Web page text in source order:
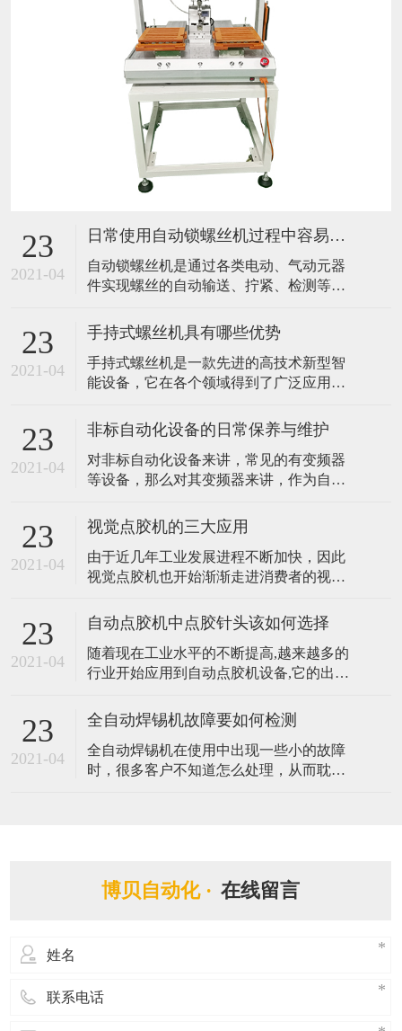
23
2021-04
日常使用自动锁螺丝机过程中容易忽视哪些问题？
​自动锁螺丝机是通过各类电动、气动元器
件实现螺丝的自动输送、拧紧、检测等工
减少人工数量及减少人工误操作带来的不
良因素。是一种典型的非标自动化设备。
由于其属于非标自动化设备，具有可定制
的特性，涉及螺丝紧固的产品都能获得相
平常使用自
23
2021-04
手持式螺丝机具有哪些优势
手持式螺丝机是一款先进的高技术新型智
能设备，它在各个领域得到了广泛应用。
行业和各大电子产品生产中都离不开它。
想必大家一定十分好奇，手持式螺丝机的
优势到底有哪些。 1、多功能长时效 手持
式螺丝机具备完善齐全的功能且长时效工
接，移
23
2021-04
非标自动化设备的日常保养与维护
对非标自动化设备来讲，常见的有变频器
等设备，那么对其变频器来讲，作为自动
保养与维护呢? 首先就保养过程来讲，有些
保养是需要每天进行的，比如对变频器的
环境温度与湿度进行检查，因为其对变频
器会产生比较重要的影响，当环境过高的
坏，或
23
2021-04
视觉点胶机的三大应用
由于近几年工业发展进程不断加快，因此
视觉点胶机也开始渐渐走进消费者的视线
域且备受青睐。主要是因为它拥有超大储
存的硬盘，以及附带视觉检测定位系统而
能够有效辅助程式编辑，实时追踪坐标轨
迹，大大提升编程的效率。那么拥有如此
工智能
23
2021-04
自动点胶机中点胶针头该如何选择
随着现在工业水平的不断提高,越来越多的
行业开始应用到自动点胶机设备,它的出现
品质与效率。点胶针头在自动点胶机中扮
演着很重要的角色,不同的胶水需要配不同
样式的点胶针头,它将直接与间接影响着点
胶机的点胶质量与效果,由此可见其点胶针
23
2021-04
全自动焊锡机故障要如何检测
全自动焊锡机在使用中出现一些小的故障
时，很多客户不知道怎么处理，从而耽误
障要如何检测? 1. 检测全自动焊锡机所有的
博贝自动化 · 在线留言